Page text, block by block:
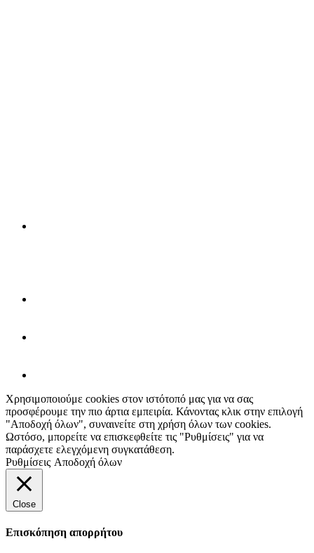
Χρησιμοποιούμε cookies στον ιστότοπό μας για να σας
προσφέρουμε την πιο άρτια εμπειρία. Κάνοντας κλικ στην επιλογή
"Αποδοχή όλων", συναινείτε στη χρήση όλων των cookies.
Ωστόσο, μπορείτε να επισκεφθείτε τις "Ρυθμίσεις" για να
παράσχετε ελεγχόμενη συγκατάθεση.
Ρυθμίσεις Αποδοχή όλων
Close
Επισκόπηση απορρήτου